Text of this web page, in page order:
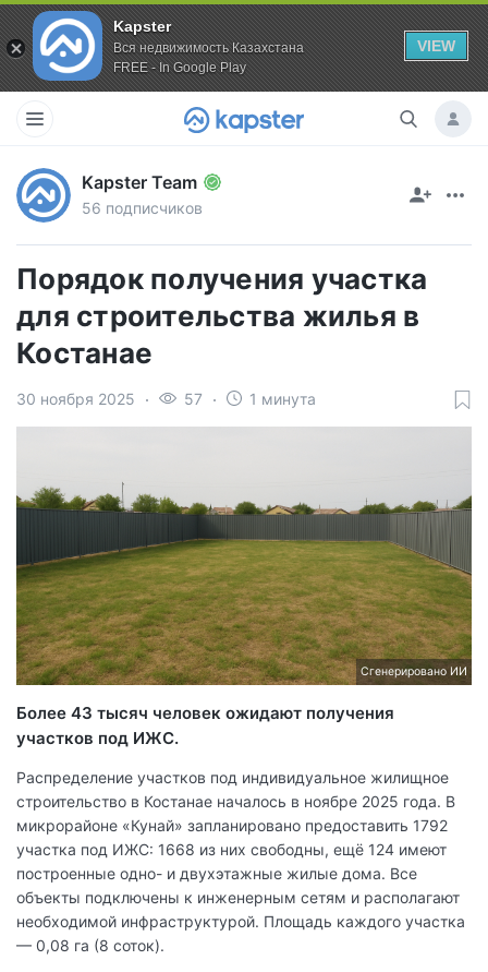
Kapster
Вся недвижимость Казахстана
FREE - In Google Play
VIEW
Kapster Team
56 подписчиков
Порядок получения участка
для строительства жилья в
Костанае
30 ноября 2025 57 1 минута
Сгенерировано ИИ
Более 43 тысяч человек ожидают получения
участков под ИЖС.
Распределение участков под индивидуальное жилищное
строительство в Костанае началось в ноябре 2025 года. В
микрорайоне «Кунай» запланировано предоставить 1792
участка под ИЖС: 1668 из них свободны, ещё 124 имеют
построенные одно- и двухэтажные жилые дома. Все
объекты подключены к инженерным сетям и располагают
необходимой инфраструктурой. Площадь каждого участка
— 0,08 га (8 соток).